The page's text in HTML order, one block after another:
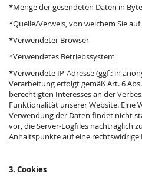
*Menge der gesendeten Daten in Byte
*Quelle/Verweis, von welchem Sie
*Verwendeter Browser
*Verwendetes Betriebssystem
*Verwendete IP-Adresse (ggf.: in
Verarbeitung erfolgt gemäß Art. 6
berechtigten Interesses an der
Funktionalität unserer Website. Eine
Verwendung der Daten findet nicht
vor, die Server-Logfiles nachträglich
Anhaltspunkte auf eine
3. Cookies